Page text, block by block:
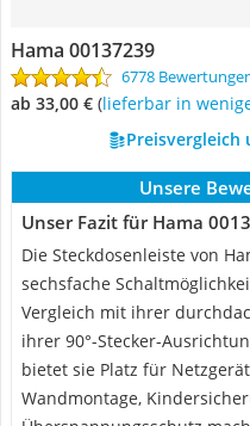
Hama 00137239
6778
ab 33,00 € ( Lieferbar in
Preisvergleich
Unsere
Unser Fazit für Hama
Die Steckdosenleiste von
sechsfache
Vergleich mit ihrer
ihrer 90°-Stecker-
bietet sie Platz für
Wandmontage,